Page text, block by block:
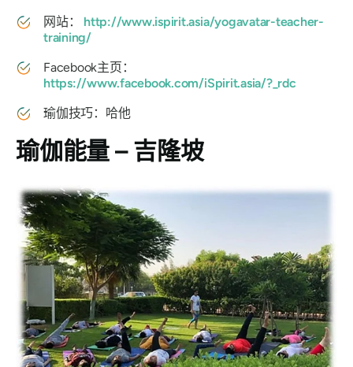
网站： http://www.ispirit.asia/yogavatar-teacher-
training/
Facebook主页：
https://www.facebook.com/iSpirit.asia/?_rdc
瑜伽技巧：哈他
瑜伽能量 – 吉隆坡